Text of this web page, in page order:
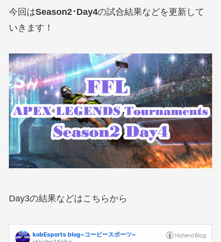
今回はSeason2･Day4の試合結果などを更新して
いきます！
Day3の結果などはこちらから